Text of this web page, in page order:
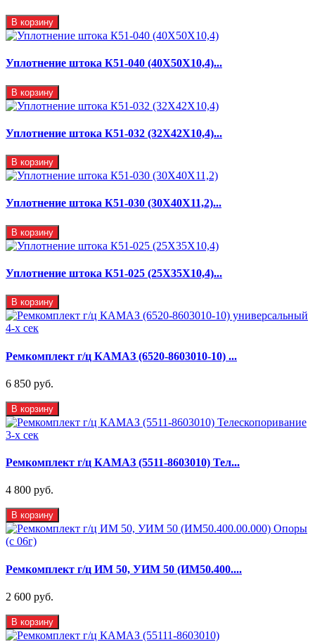
В корзину
Уплотнение штока К51-040 (40Х50Х10,4)...
В корзину
Уплотнение штока К51-032 (32Х42Х10,4)...
В корзину
Уплотнение штока К51-030 (30Х40Х11,2)...
В корзину
Уплотнение штока К51-025 (25Х35Х10,4)...
В корзину
Ремкомплект г/ц КАМАЗ (6520-8603010-10) ...
6 850 руб.
В корзину
Ремкомплект г/ц КАМАЗ (5511-8603010) Тел...
4 800 руб.
В корзину
Ремкомплект г/ц ИМ 50, УИМ 50 (ИМ50.400....
2 600 руб.
В корзину